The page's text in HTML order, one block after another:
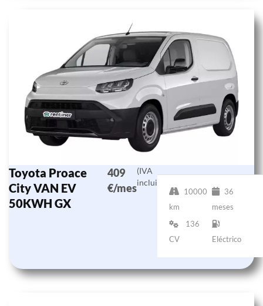
Toyota Proace
City VAN EV
50KWH GX
409
€/mes
(IVA
incluido)
10000
km
36
meses
136
CV
Eléctrico